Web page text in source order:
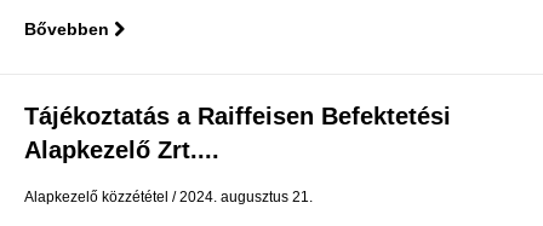
Bővebben
Tájékoztatás a Raiffeisen Befektetési
Alapkezelő Zrt....
Alapkezelő közzététel 2024. augusztus 21.